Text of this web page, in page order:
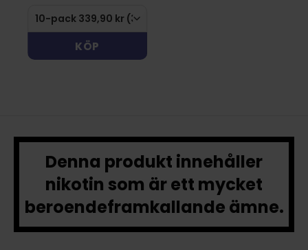
KÖP
Denna produkt innehåller
nikotin som är ett mycket
beroendeframkallande ämne.